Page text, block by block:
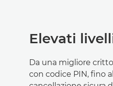
Elevati
Da una migliore
con codice PIN, fino